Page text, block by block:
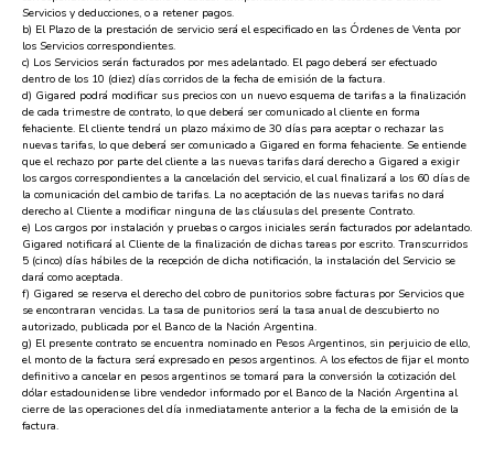
Servicios y deducciones, o a retener pagos.
b) El Plazo de la prestación de servicio será el especificado en las Órdenes de Venta por
los Servicios correspondientes.
c) Los Servicios serán facturados por mes adelantado. El pago deberá ser efectuado
dentro de los 10 (diez) días corridos de la fecha de emisión de la factura.
d) Gigared podrá modificar sus precios con un nuevo esquema de tarifas a la finalización
de cada trimestre de contrato, lo que deberá ser comunicado al cliente en forma
fehaciente. El cliente tendrá un plazo máximo de 30 días para aceptar o rechazar las
nuevas tarifas, lo que deberá ser comunicado a Gigared en forma fehaciente. Se entiende
que el rechazo por parte del cliente a las nuevas tarifas dará derecho a Gigared a exigir
los cargos correspondientes a la cancelación del servicio, el cual finalizará a los 60 días de
la comunicación del cambio de tarifas. La no aceptación de las nuevas tarifas no dará
derecho al Cliente a modificar ninguna de las cláusulas del presente Contrato.
e) Los cargos por instalación y pruebas o cargos iniciales serán facturados por adelantado.
Gigared notificará al Cliente de la finalización de dichas tareas por escrito. Transcurridos
5 (cinco) días hábiles de la recepción de dicha notificación, la instalación del Servicio se
dará como aceptada.
f) Gigared se reserva el derecho del cobro de punitorios sobre facturas por Servicios que
se encontraran vencidas. La tasa de punitorios será la tasa anual de descubierto no
autorizado, publicada por el Banco de la Nación Argentina.
g) El presente contrato se encuentra nominado en Pesos Argentinos, sin perjuicio de ello,
el monto de la factura será expresado en pesos argentinos. A los efectos de fijar el monto
definitivo a cancelar en pesos argentinos se tomará para la conversión la cotización del
dólar estadounidense libre vendedor informado por el Banco de la Nación Argentina al
cierre de las operaciones del día inmediatamente anterior a la fecha de la emisión de la
factura.